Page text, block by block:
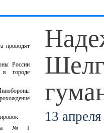
проводят
России
в городе
№1
13